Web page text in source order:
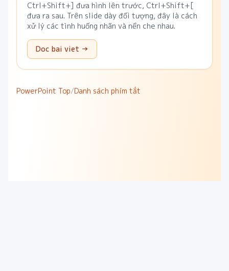
Ctrl+Shift+] đưa hình lên trước, Ctrl+Shift+[
đưa ra sau. Trên slide dày đối tượng, đây là cách
xử lý các tình huống nhãn và nền che nhau.
Doc bai viet →
PowerPoint Top/Danh sách phím tắt